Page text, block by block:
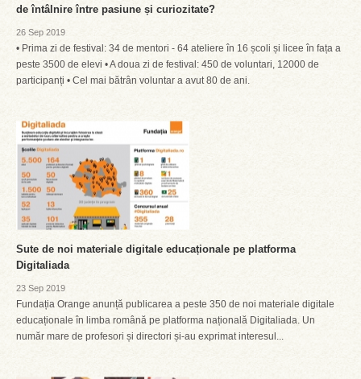
de întâlnire între pasiune și curiozitate?
26 Sep 2019
• Prima zi de festival: 34 de mentori - 64 ateliere în 16 școli și licee în fața a
peste 3500 de elevi • A doua zi de festival: 450 de voluntari, 12000 de
participanți • Cel mai bătrân voluntar a avut 80 de ani.
Sute de noi materiale digitale educaționale pe platforma
Digitaliada
23 Sep 2019
Fundația Orange anunță publicarea a peste 350 de noi materiale digitale
educaționale în limba română pe platforma națională Digitaliada. Un
număr mare de profesori și directori și-au exprimat interesul...